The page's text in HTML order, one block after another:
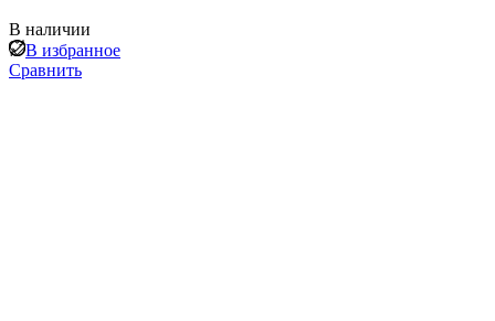
В наличии
В избранное
Сравнить